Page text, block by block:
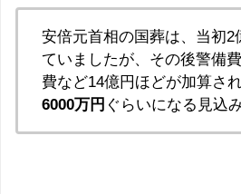
安倍元首相の国葬は、当初2
ていましたが、その後警備
費など14億円ほどが加算され
6000万円 ぐらいになる見込